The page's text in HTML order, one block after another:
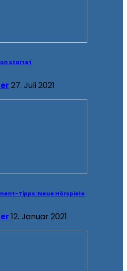
startet
27. Juli 2021
Tipps: Neue Hörspiele
12. Januar 2021